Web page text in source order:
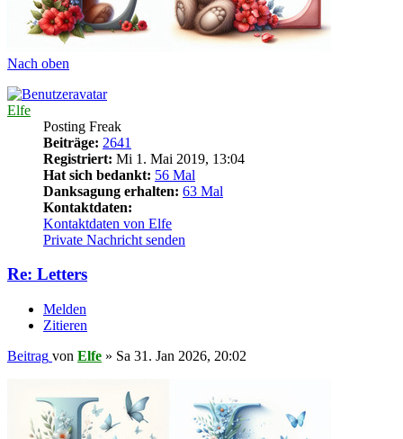
Nach oben
Elfe
Posting Freak
Beiträge: 2641
Registriert: Mi 1. Mai 2019, 13:04
Hat sich bedankt: 56 Mal
Danksagung erhalten: 63 Mal
Kontaktdaten:
Kontaktdaten von Elfe
Private Nachricht senden
Re: Letters
Melden
Zitieren
Beitrag von Elfe » Sa 31. Jan 2026, 20:02